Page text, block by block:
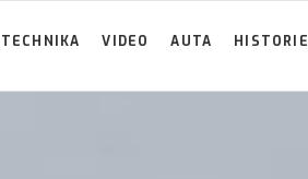
TECHNIKA VIDEO AUTA HISTORIE